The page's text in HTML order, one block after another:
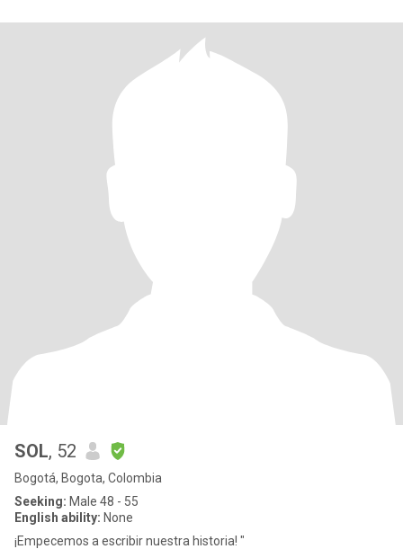
SOL, 52
Bogotá, Bogota, Colombia
Seeking: Male 48 - 55
English ability: None
¡Empecemos a escribir nuestra historia! "